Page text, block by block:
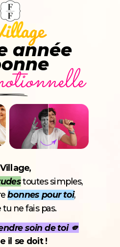
année
toutes simples,
bonnes pour toi,
tu ne fais pas.
soin de toi 🫵
il se doit !